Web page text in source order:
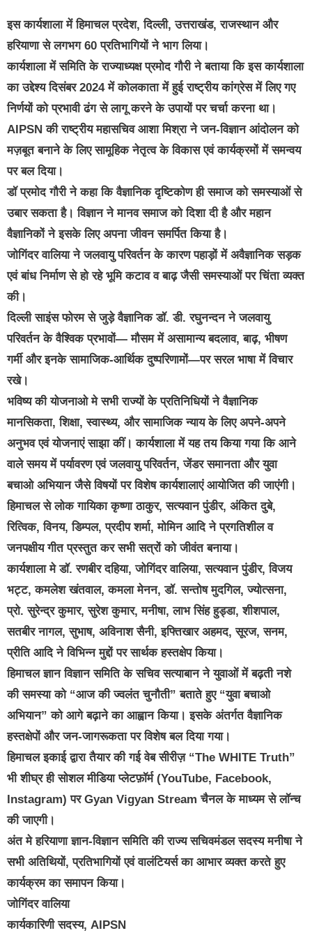
इस कार्यशाला में हिमाचल प्रदेश, दिल्ली, उत्तराखंड, राजस्थान और
हरियाणा से लगभग 60 प्रतिभागियों ने भाग लिया।
कार्यशाला में समिति के राज्याध्यक्ष प्रमोद गौरी ने बताया कि इस कार्यशाला
का उद्देश्य दिसंबर 2024 में कोलकाता में हुई राष्ट्रीय कांग्रेस में लिए गए
निर्णयों को प्रभावी ढंग से लागू करने के उपायों पर चर्चा करना था।
AIPSN की राष्ट्रीय महासचिव आशा मिश्रा ने जन-विज्ञान आंदोलन को
मज़बूत बनाने के लिए सामूहिक नेतृत्व के विकास एवं कार्यक्रमों में समन्वय
पर बल दिया।
डॉ प्रमोद गौरी ने कहा कि वैज्ञानिक दृष्टिकोण ही समाज को समस्याओं से
उबार सकता है। विज्ञान ने मानव समाज को दिशा दी है और महान
वैज्ञानिकों ने इसके लिए अपना जीवन समर्पित किया है।
जोगिंदर वालिया ने जलवायु परिवर्तन के कारण पहाड़ों में अवैज्ञानिक सड़क
एवं बांध निर्माण से हो रहे भूमि कटाव व बाढ़ जैसी समस्याओं पर चिंता व्यक्त
की।
दिल्ली साइंस फोरम से जुड़े वैज्ञानिक डॉ. डी. रघुनन्दन ने जलवायु
परिवर्तन के वैश्विक प्रभावों— मौसम में असामान्य बदलाव, बाढ़, भीषण
गर्मी और इनके सामाजिक-आर्थिक दुष्परिणामों—पर सरल भाषा में विचार
रखे।
भविष्य की योजनाओ मे सभी राज्यों के प्रतिनिधियों ने वैज्ञानिक
मानसिकता, शिक्षा, स्वास्थ्य, और सामाजिक न्याय के लिए अपने-अपने
अनुभव एवं योजनाएं साझा कीं। कार्यशाला में यह तय किया गया कि आने
वाले समय में पर्यावरण एवं जलवायु परिवर्तन, जेंडर समानता और युवा
बचाओ अभियान जैसे विषयों पर विशेष कार्यशालाएं आयोजित की जाएंगी।
हिमाचल से लोक गायिका कृष्णा ठाकुर, सत्यवान पुंडीर, अंकित दुबे,
रित्विक, विनय, डिम्पल, प्रदीप शर्मा, मोमिन आदि ने प्रगतिशील व
जनपक्षीय गीत प्रस्तुत कर सभी सत्रों को जीवंत बनाया।
कार्यशाला मे डॉ. रणबीर दहिया, जोगिंदर वालिया, सत्यवान पुंडीर, विजय
भट्ट, कमलेश खंतवाल, कमला मेनन, डॉ. सन्तोष मुदगिल, ज्योत्सना,
प्रो. सुरेन्द्र कुमार, सुरेश कुमार, मनीषा, लाभ सिंह हुड्डा, शीशपाल,
सतबीर नागल, सुभाष, अविनाश सैनी, इफ्तिखार अहमद, सूरज, सनम,
प्रीति आदि ने विभिन्न मुद्दों पर सार्थक हस्तक्षेप किया।
हिमाचल ज्ञान विज्ञान समिति के सचिव सत्याबान ने युवाओं में बढ़ती नशे
की समस्या को “आज की ज्वलंत चुनौती” बताते हुए “युवा बचाओ
अभियान” को आगे बढ़ाने का आह्वान किया। इसके अंतर्गत वैज्ञानिक
हस्तक्षेपों और जन-जागरूकता पर विशेष बल दिया गया।
हिमाचल इकाई द्वारा तैयार की गई वेब सीरीज़ “The WHITE Truth”
भी शीघ्र ही सोशल मीडिया प्लेटफ़ॉर्म (YouTube, Facebook,
Instagram) पर Gyan Vigyan Stream चैनल के माध्यम से लॉन्च
की जाएगी।
अंत मे हरियाणा ज्ञान-विज्ञान समिति की राज्य सचिवमंडल सदस्य मनीषा ने
सभी अतिथियों, प्रतिभागियों एवं वालंटियर्स का आभार व्यक्त करते हुए
कार्यक्रम का समापन किया।
जोगिंदर वालिया
कार्यकारिणी सदस्य, AIPSN